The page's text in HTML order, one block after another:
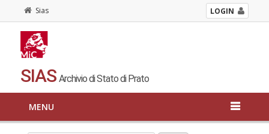
Sias LOGIN
SIAS Archivio di Stato di Prato
MENU